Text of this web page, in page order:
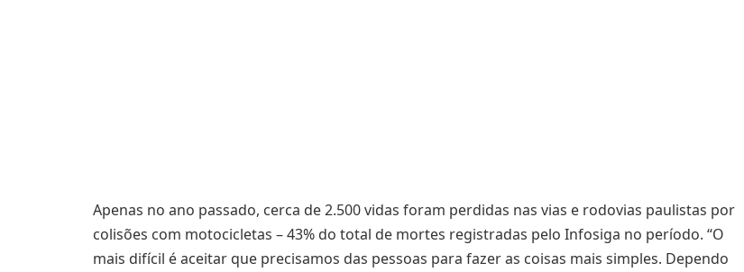
Apenas no ano passado, cerca de 2.500 vidas foram perdidas nas vias e rodovias paulistas por
colisões com motocicletas – 43% do total de mortes registradas pelo Infosiga no período. “O
mais difícil é aceitar que precisamos das pessoas para fazer as coisas mais simples. Dependo